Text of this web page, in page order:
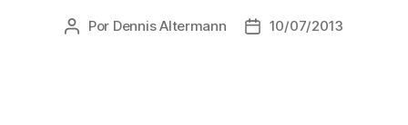
Autor
Por Dennis Altermann
Data10/07/2013